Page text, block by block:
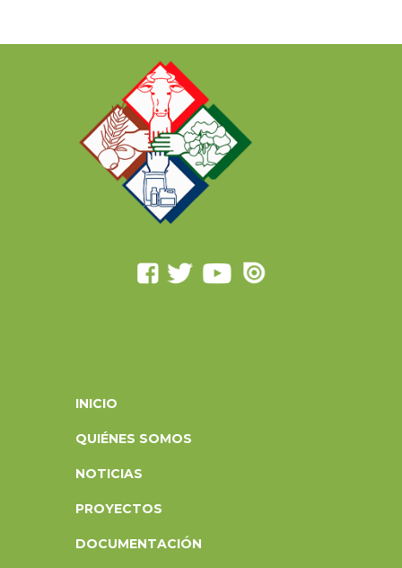
INICIO
QUIÉNES SOMOS
NOTICIAS
PROYECTOS
DOCUMENTACIÓN